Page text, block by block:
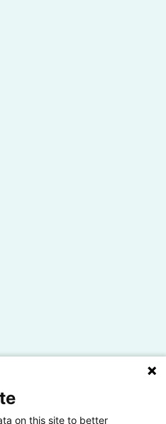
on this site to better